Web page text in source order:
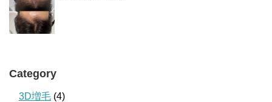
Category
3D増毛 (4)